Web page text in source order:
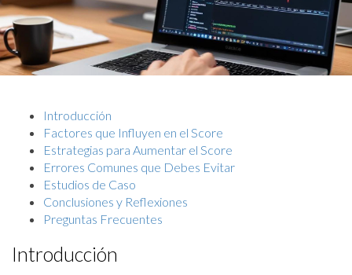
Introducción
Factores que Influyen en el Score
Estrategias para Aumentar el Score
Errores Comunes que Debes Evitar
Estudios de Caso
Conclusiones y Reflexiones
Preguntas Frecuentes
Introducción